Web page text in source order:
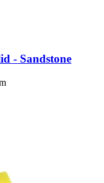
-​ Sandstone